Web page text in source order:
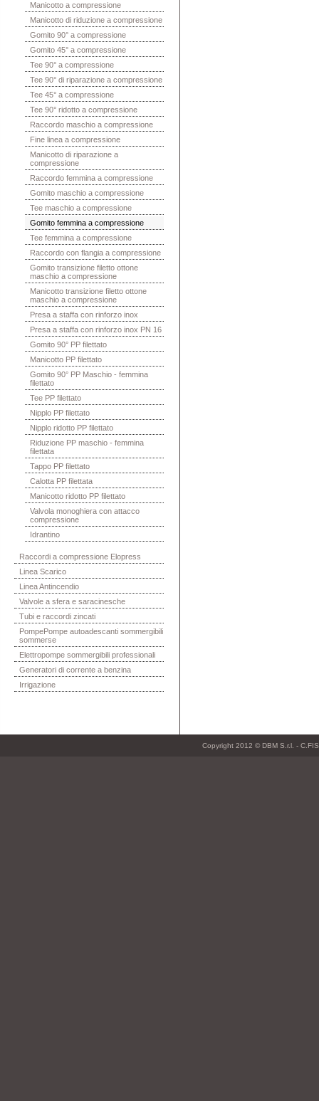
Manicotto a compressione
Manicotto di riduzione a compressione
Gomito 90° a compressione
Gomito 45° a compressione
Tee 90° a compressione
Tee 90° di riparazione a compressione
Tee 45° a compressione
Tee 90° ridotto a compressione
Raccordo maschio a compressione
Fine linea a compressione
Manicotto di riparazione a
compressione
Raccordo femmina a compressione
Gomito maschio a compressione
Tee maschio a compressione
Gomito femmina a compressione
Tee femmina a compressione
Raccordo con flangia a compressione
Gomito transizione filetto ottone
maschio a compressione
Manicotto transizione filetto ottone
maschio a compressione
Presa a staffa con rinforzo inox
Presa a staffa con rinforzo inox PN 16
Gomito 90° PP filettato
Manicotto PP filettato
Gomito 90° PP Maschio - femmina
filettato
Tee PP filettato
Nipplo PP filettato
Nipplo ridotto PP filettato
Riduzione PP maschio - femmina
filettata
Tappo PP filettato
Calotta PP filettata
Manicotto ridotto PP filettato
Valvola monoghiera con attacco
compressione
Idrantino
Raccordi a compressione Elopress
Linea Scarico
Linea Antincendio
Valvole a sfera e saracinesche
Tubi e raccordi zincati
PompePompe autoadescanti sommergibili
sommerse
Elettropompe sommergibili professionali
Generatori di corrente a benzina
Irrigazione
Copyright 2012 © DBM S.r.l. -